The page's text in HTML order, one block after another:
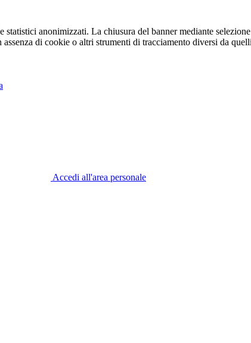
statistici anonimizzati. La chiusura del banner mediante
di cookie o altri strumenti di tracciamento diversi da
Accedi all'area personale